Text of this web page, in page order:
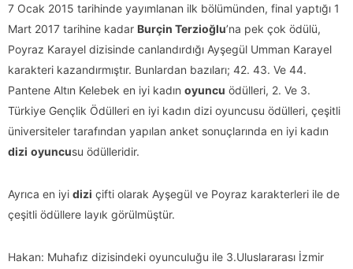
7 Ocak 2015 tarihinde yayımlanan ilk bölümünden, final yaptığı 1
Mart 2017 tarihine kadar Burçin Terzioğlu’na pek çok ödülü,
Poyraz Karayel dizisinde canlandırdığı Ayşegül Umman Karayel
karakteri kazandırmıştır. Bunlardan bazıları; 42. 43. Ve 44.
Pantene Altın Kelebek en iyi kadın oyuncu ödülleri, 2. Ve 3.
Türkiye Gençlik Ödülleri en iyi kadın dizi oyuncusu ödülleri, çeşitli
üniversiteler tarafından yapılan anket sonuçlarında en iyi kadın
dizi oyuncusu ödülleridir.
Ayrıca en iyi dizi çifti olarak Ayşegül ve Poyraz karakterleri ile de
çeşitli ödüllere layık görülmüştür.
Hakan: Muhafız dizisindeki oyunculuğu ile 3.Uluslararası İzmir